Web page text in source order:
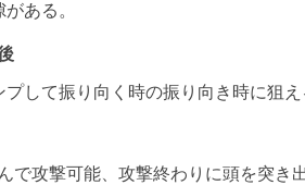
ある。
プして振り向く時の振り向き時に狙
で攻撃可能、攻撃終わりに頭を突き